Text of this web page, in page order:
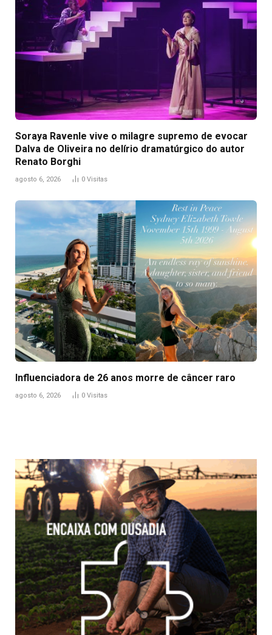
Soraya Ravenle vive o milagre supremo de evocar
Dalva de Oliveira no delírio dramatúrgico do autor
Renato Borghi
agosto 6, 2026 0 Visitas
Influenciadora de 26 anos morre de câncer raro
agosto 6, 2026 0 Visitas